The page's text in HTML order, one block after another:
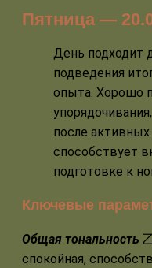
Пятница —
День подходит
подведения
опыта. Хорошо
после
способствует
подготовке к
Ключевые
Общая тональность
спокойная,